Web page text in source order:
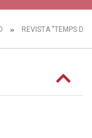
REVISTA "TEMPS DE